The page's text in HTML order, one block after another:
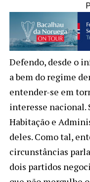
Defendo, desde o
a bem do regime
entender-se em
interesse nacional.
Habitação e
deles. Como tal,
circunstâncias
dois partidos